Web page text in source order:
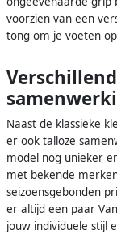
voorzien van een
tong om je voeten
Naast de klassieke
er ook talloze
model nog unieker
met bekende
seizoensgebonden
er altijd een paar
jouw individuele stijl